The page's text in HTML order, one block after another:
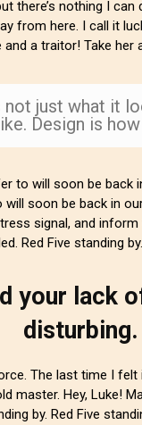
there’s nothing I
from here. I call it
and a traitor! Take her
not just what it
Design is
to will soon be back
soon be back in
signal, and
Red Five standing by.
your lack
disturbing.
The last time I felt
master. Hey, Luke!
by. Red Five